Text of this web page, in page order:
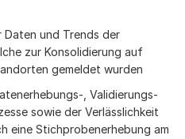
und Trends der
zur Konsolidierung auf
gemeldet wurden
, Validierungs-
sowie der Verlässlichkeit
eine Stichprobenerhebung am